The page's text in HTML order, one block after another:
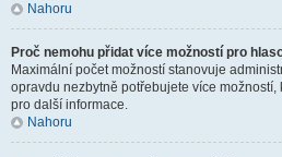
Nahoru
Proč nemohu přidat více možností pro
Maximální počet možností stanovuje
opravdu nezbytně potřebujete více
pro další informace.
Nahoru